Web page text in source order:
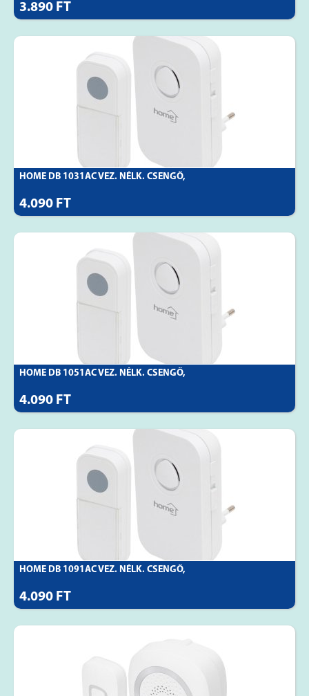
3.890 FT
HOME DB 1031AC VEZ. NÉLK. CSENGŐ,
4.090 FT
HOME DB 1051AC VEZ. NÉLK. CSENGŐ,
4.090 FT
HOME DB 1091AC VEZ. NÉLK. CSENGŐ,
4.090 FT